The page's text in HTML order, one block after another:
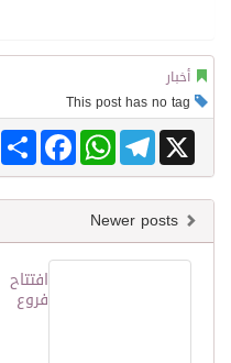
أخبار
Share
FacebookWhatsAppTelegram X
افتتاح
فروع